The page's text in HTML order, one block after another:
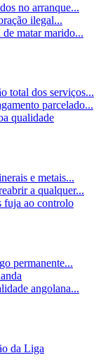
no arranque...
ilegal...
matar marido...
total dos serviços...
parcelado...
qualidade
e metais...
a qualquer...
ao controlo
permanente...
angolana...
da Liga